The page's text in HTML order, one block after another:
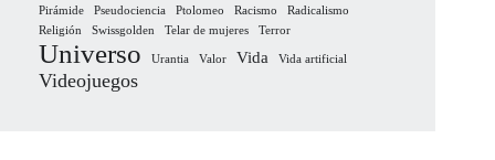
Pirámide
Pseudociencia Ptolomeo Racismo
Radicalismo
Religión
Swissgolden Telar de mujeres Terror
Universo Urantia Valor Vida Vida artificial
Videojuegos